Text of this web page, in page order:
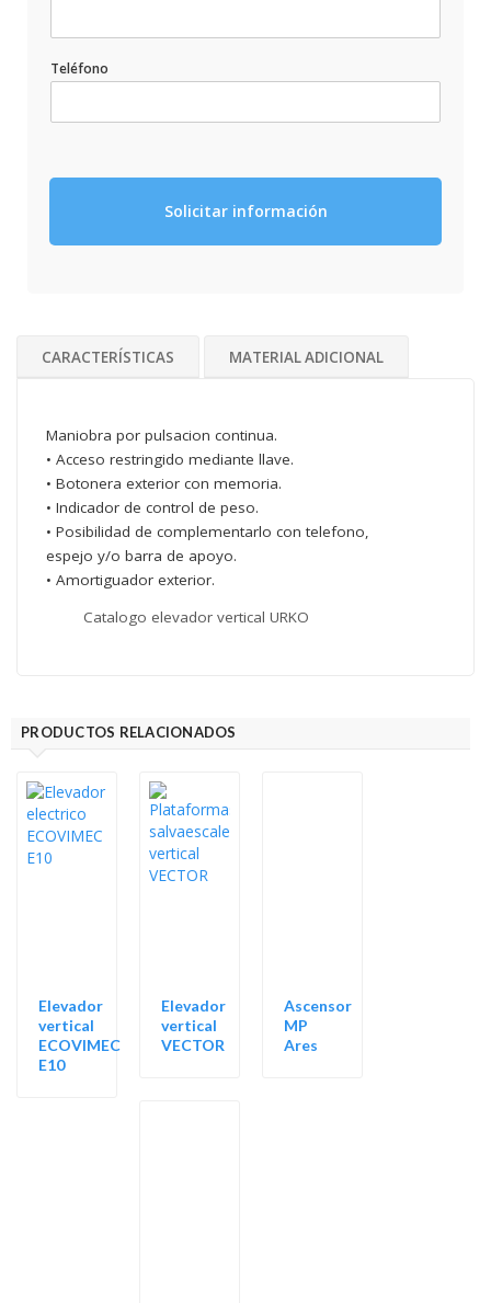
Teléfono
Solicitar información
CARACTERÍSTICAS MATERIAL ADICIONAL
Maniobra por pulsacion continua.
• Acceso restringido mediante llave.
• Botonera exterior con memoria.
• Indicador de control de peso.
• Posibilidad de complementarlo con telefono,
espejo y/o barra de apoyo.
• Amortiguador exterior.
Catalogo elevador vertical URKO
PRODUCTOS RELACIONADOS
Elevador
vertical
ECOVIMEC
E10
Elevador
vertical
VECTOR
Ascensor
MP
Ares